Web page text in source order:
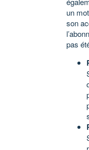
un
son
pas